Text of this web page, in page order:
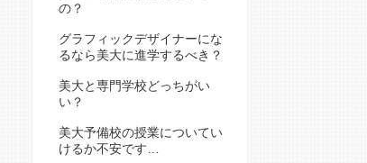
の？
グラフィックデザイナーにな
るなら美大に進学するべき？
美大と専門学校どっちがい
い？
美大予備校の授業についてい
けるか不安です…